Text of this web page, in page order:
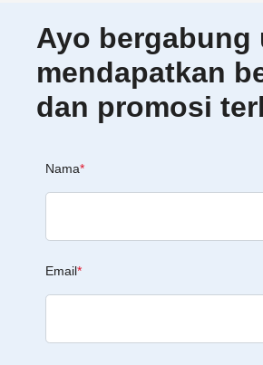
Ayo bergabung
mendapatkan
dan promosi
Nama*
Email*